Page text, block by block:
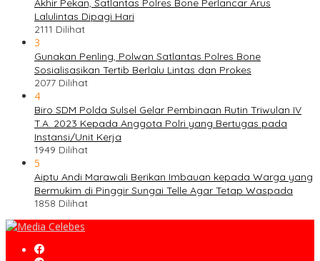
Akhir Pekan, Satlantas Polres Bone Perlancar Arus
Lalulintas Dipagi Hari
2111 Dilihat
3
Gunakan Penling, Polwan Satlantas Polres Bone
Sosialisasikan Tertib Berlalu Lintas dan Prokes
2077 Dilihat
4
Biro SDM Polda Sulsel Gelar Pembinaan Rutin Triwulan IV
T.A. 2023 Kepada Anggota Polri yang Bertugas pada
Instansi/Unit Kerja
1949 Dilihat
5
Aiptu Andi Marawali Berikan Imbauan kepada Warga yang
Bermukim di Pinggir Sungai Telle Agar Tetap Waspada
1858 Dilihat